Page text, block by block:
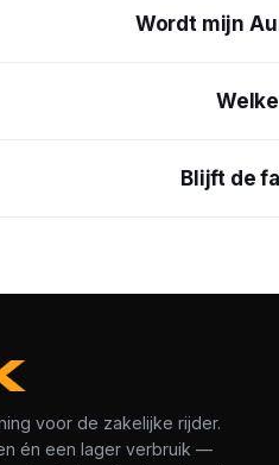
Wordt mijn
Blijft de
voor de zakelijke rijder.
én een lager verbruik —